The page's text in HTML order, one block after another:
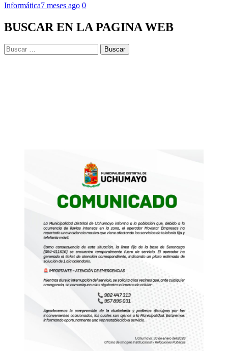
Informática7 meses ago 0
BUSCAR EN LA PAGINA WEB
Buscar: